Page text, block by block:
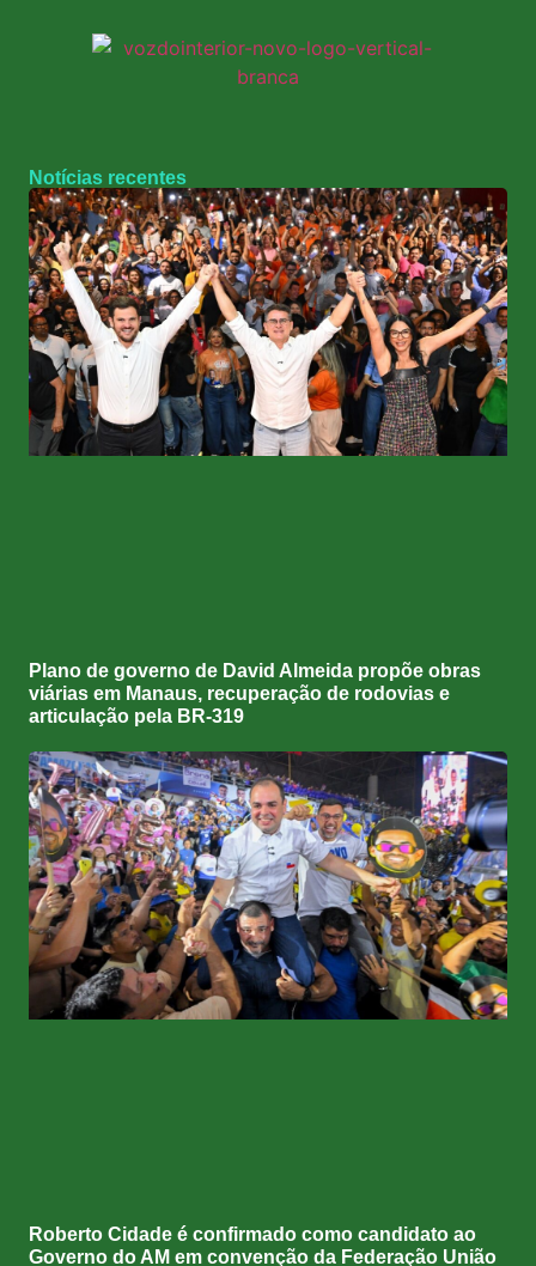
Notícias recentes
Plano de governo de David Almeida propõe obras
viárias em Manaus, recuperação de rodovias e
articulação pela BR-319
Roberto Cidade é confirmado como candidato ao
Governo do AM em convenção da Federação União